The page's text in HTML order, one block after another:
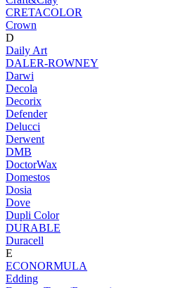
CRETACOLOR
Crown
D
Daily Art
DALER-ROWNEY
Darwi
Decola
Decorix
Defender
Delucci
Derwent
DMB
DoctorWax
Domestos
Dosia
Dove
Dupli Color
DURABLE
Duracell
E
ECONORMULA
Edding